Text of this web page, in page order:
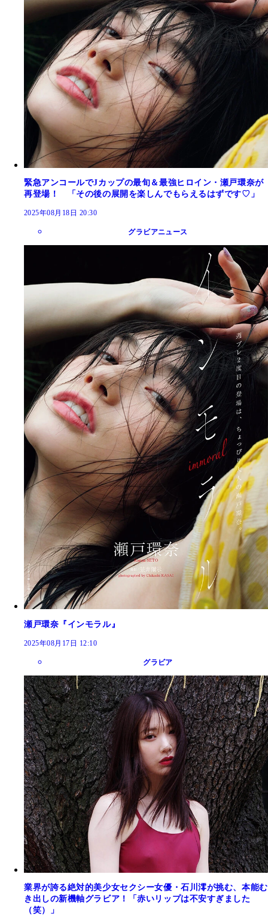
緊急アンコールでJカップの最旬＆最強ヒロイン・瀬戸環奈が
再登場！ 「その後の展開を楽しんでもらえるはずです♡」
2025年08月18日 20:30
グラビアニュース
瀬戸環奈『インモラル』
2025年08月17日 12:10
グラビア
業界が誇る絶対的美少女セクシー女優・石川澪が挑む、本能む
き出しの新機軸グラビア！「赤いリップは不安すぎました
（笑）」